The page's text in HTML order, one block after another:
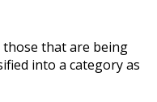
that are being
into a category as